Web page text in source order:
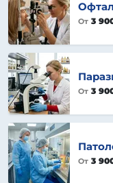
От 3
От 3
От 3